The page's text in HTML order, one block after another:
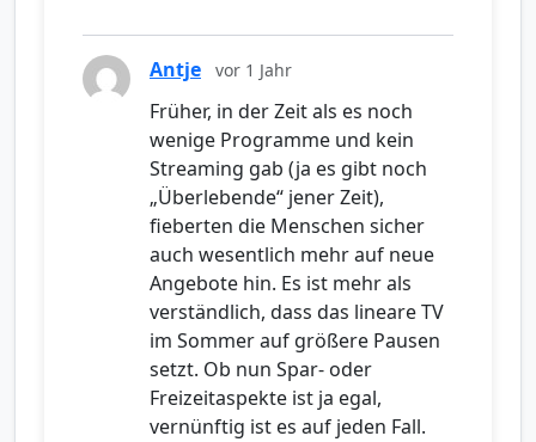
Antje vor 1 Jahr
Früher, in der Zeit als es noch
wenige Programme und kein
Streaming gab (ja es gibt noch
„Überlebende“ jener Zeit),
fieberten die Menschen sicher
auch wesentlich mehr auf neue
Angebote hin. Es ist mehr als
verständlich, dass das lineare TV
im Sommer auf größere Pausen
setzt. Ob nun Spar- oder
Freizeitaspekte ist ja egal,
vernünftig ist es auf jeden Fall.